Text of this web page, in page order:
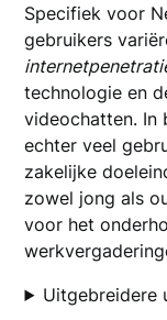
Specifiek voor
gebruikers
technologie en
videochatten. In
echter veel
zakelijke
zowel jong als
voor het
Uitgebreidere